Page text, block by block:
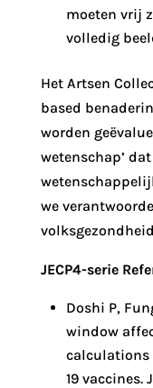
moeten vrij
volledig
Het Artsen
based
worden
wetenschap’
we
JECP4-serie
Doshi P,
window
calculations
19 vaccines.